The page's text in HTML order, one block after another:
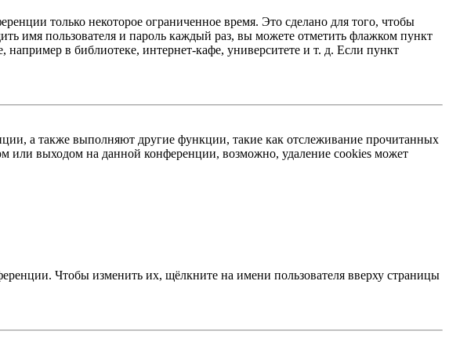
только некоторое ограниченное время. Это сделано для того, чтобы
имя пользователя и пароль каждый раз, вы можете отметить флажком пункт
в библиотеке, интернет-кафе, университете и т. д. Если пункт
а также выполняют другие функции, такие как отслеживание прочитанных
или выходом на данной конференции, возможно, удаление cookies может
Чтобы изменить их, щёлкните на имени пользователя вверху страницы